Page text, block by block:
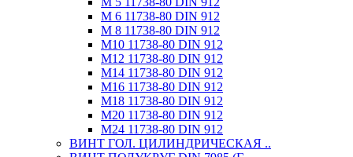
М 6 11738-80 DIN 912
М 8 11738-80 DIN 912
М10 11738-80 DIN 912
М12 11738-80 DIN 912
М14 11738-80 DIN 912
М16 11738-80 DIN 912
М18 11738-80 DIN 912
М20 11738-80 DIN 912
М24 11738-80 DIN 912
ВИНТ ГОЛ. ЦИЛИНДРИЧЕСКАЯ ..